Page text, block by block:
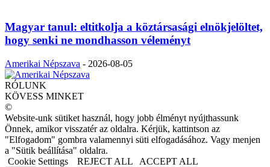
Magyar tanul: eltitkolja a köztársasági elnökjelöltet,
hogy senki ne mondhasson véleményt
Amerikai Népszava - 2026-08-05
RÓLUNK
KÖVESS MINKET
©
Website-unk sütiket használ, hogy jobb élményt nyújthassunk
Önnek, amikor visszatér az oldalra. Kérjük, kattintson az
"Elfogadom" gombra valamennyi süti elfogadásához. Vagy menjen
a "Sütik beállítása" oldalra.
Cookie Settings
REJECT ALL ACCEPT ALL